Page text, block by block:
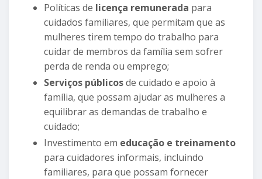
Políticas de licença remunerada para
cuidados familiares, que permitam que as
mulheres tirem tempo do trabalho para
cuidar de membros da família sem sofrer
perda de renda ou emprego;
Serviços públicosde cuidado e apoio à
família, que possam ajudar as mulheres a
equilibrar as demandas de trabalho e
cuidado;
Investimento em educação e treinamento
para cuidadores informais, incluindo
familiares, para que possam fornecer